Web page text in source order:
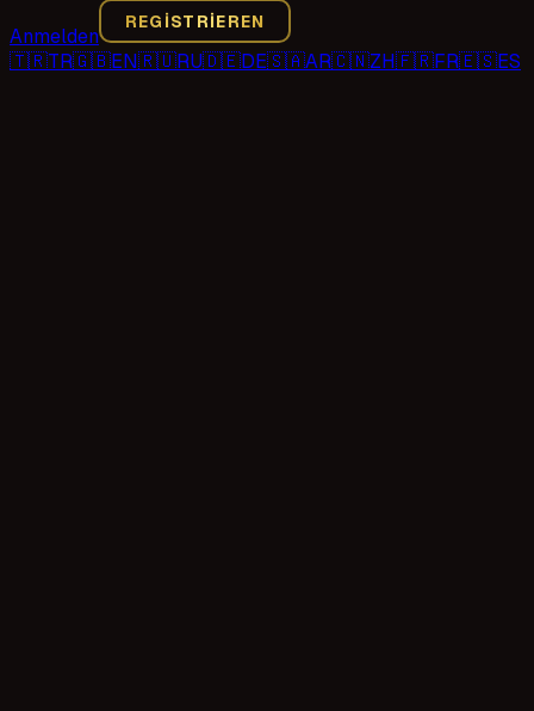
Anmelden
REGISTRIEREN
🇹🇷TR🇬🇧EN🇷🇺RU🇩🇪DE🇸🇦AR🇨🇳ZH🇫🇷FR🇪🇸ES